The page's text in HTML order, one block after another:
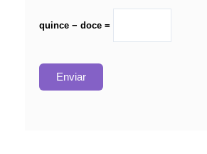
quince − doce =